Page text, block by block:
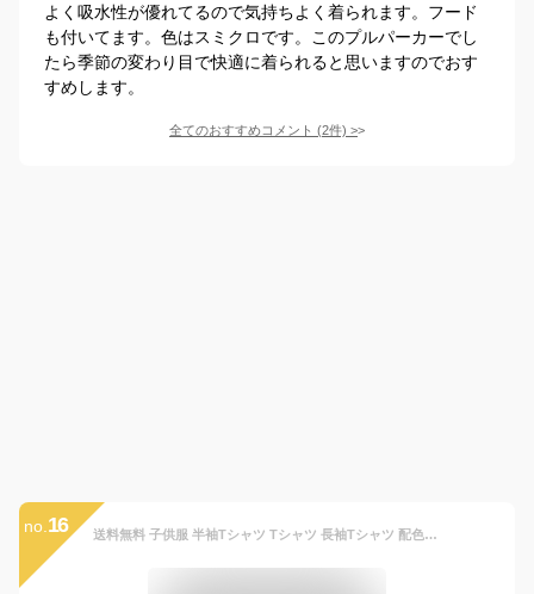
よく吸水性が優れてるので気持ちよく着られます。フード
も付いてます。色はスミクロです。このプルパーカーでし
たら季節の変わり目で快適に着られると思いますのでおす
すめします。
全てのおすすめコメント (2件) >
no. 16 送料無料 子供服 半袖Tシャツ Tシャツ 長袖Tシャツ 配色ステッチ 7分袖 キッズ ベビー ジュニア 男の子 女の子 トップス カットソー ラウンドネック 着まわし 無地 カラバリ豊富 シンプル ベーシック くすみカラー 子ども こども